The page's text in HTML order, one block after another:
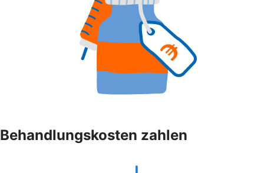
Behandlungskosten zahlen